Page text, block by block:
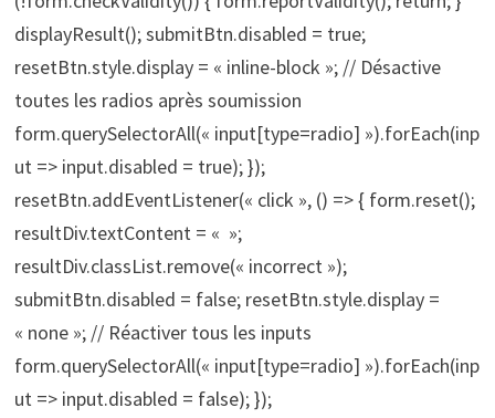
displayResult(); submitBtn.disabled = true;
resetBtn.style.display = « inline-block »; // Désactive
toutes les radios après soumission
form.querySelectorAll(« input[type=radio] »).forEach(inp
ut => input.disabled = true); });
resetBtn.addEventListener(« click », () => { form.reset();
resultDiv.textContent = « »;
resultDiv.classList.remove(« incorrect »);
submitBtn.disabled = false; resetBtn.style.display =
« none »; // Réactiver tous les inputs
form.querySelectorAll(« input[type=radio] »).forEach(inp
ut => input.disabled = false); });